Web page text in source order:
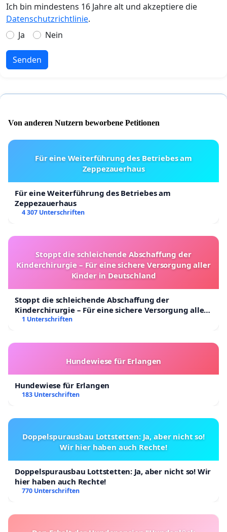
Ich bin mindestens 16 Jahre alt und akzeptiere die
Datenschutzrichtlinie.
Ja
Nein
Senden
Von anderen Nutzern beworbene Petitionen
Für eine Weiterführung des Betriebes am
Zeppezauerhaus
Für eine Weiterführung des Betriebes am
Zeppezauerhaus
4 307 Unterschriften
Stoppt die schleichende Abschaffung der
Kinderchirurgie – Für eine sichere Versorgung aller
Kinder in Deutschland
Stoppt die schleichende Abschaffung der
Kinderchirurgie – Für eine sichere Versorgung aller
Kinder in Deutschland
1 Unterschriften
Hundewiese für Erlangen
Hundewiese für Erlangen
183 Unterschriften
Doppelspurausbau Lottstetten: Ja, aber nicht so!
Wir hier haben auch Rechte!
Doppelspurausbau Lottstetten: Ja, aber nicht so! Wir
hier haben auch Rechte!
770 Unterschriften